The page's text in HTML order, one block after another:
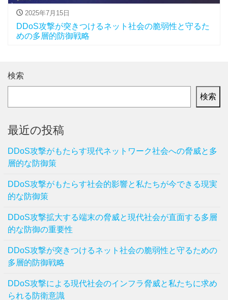
2025年7月15日
DDoS攻撃が突きつけるネット社会の脆弱性と守るた
めの多層的防御戦略
検索
検索
最近の投稿
DDoS攻撃がもたらす現代ネットワーク社会への脅威と多
層的な防御策
DDoS攻撃がもたらす社会的影響と私たちが今できる現実
的な防御策
DDoS攻撃拡大する端末の脅威と現代社会が直面する多層
的な防御の重要性
DDoS攻撃が突きつけるネット社会の脆弱性と守るための
多層的防御戦略
DDoS攻撃による現代社会のインフラ脅威と私たちに求め
られる防衛意識